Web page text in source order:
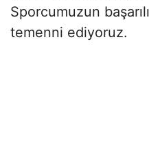
Sporcumuzun
temenni ediyoruz.